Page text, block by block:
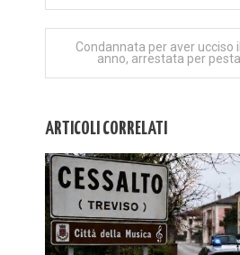
articoli
Condannata per aver ucciso
anno, arrestata per
ARTICOLI CORRELATI